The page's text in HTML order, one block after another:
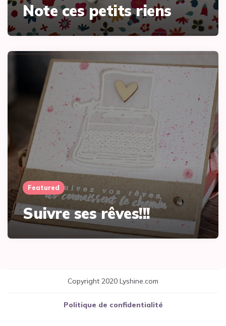
Note ces petits riens
Featured
Suivre ses rêves!!!
Copyright 2020 Lyshine.com
Politique de confidentialité